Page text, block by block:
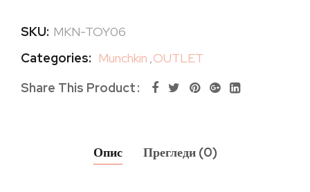
SKU: MKN-TOY06
Categories: Munchkin ,OUTLET
Share This Product
Опис Прегледи (0)